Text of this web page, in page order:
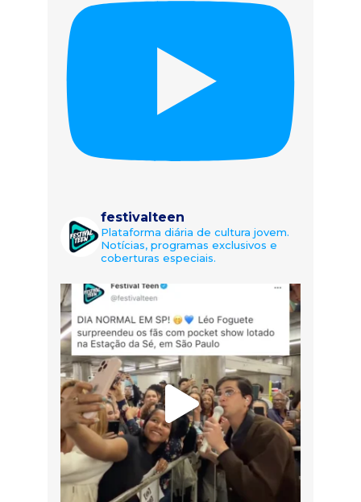
festivalteen
Plataforma diária de cultura jovem.
Notícias, programas exclusivos e
coberturas especiais.